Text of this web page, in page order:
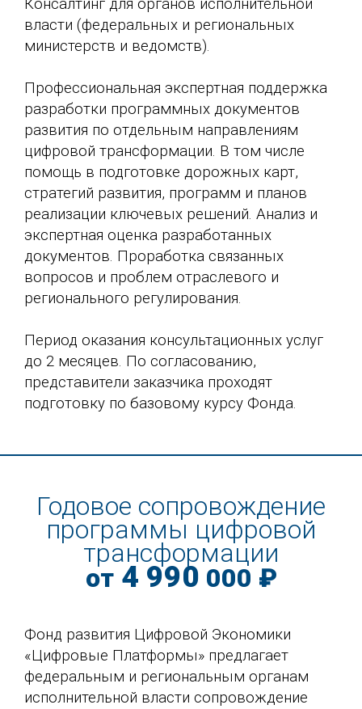
Консалтинг для органов исполнительной
власти (федеральных и региональных
министерств и ведомств).
Профессиональная экспертная поддержка
разработки программных документов
развития по отдельным направлениям
цифровой трансформации. В том числе
помощь в подготовке дорожных карт,
стратегий развития, программ и планов
реализации ключевых решений. Анализ и
экспертная оценка разработанных
документов. Проработка связанных
вопросов и проблем отраслевого и
регионального регулирования.
Период оказания консультационных услуг
до 2 месяцев. По согласованию,
представители заказчика проходят
подготовку по базовому курсу Фонда.
Годовое сопровождение
программы цифровой
трансформации
от4 990 000 ₽
Фонд развития Цифровой Экономики
«Цифровые Платформы» предлагает
федеральным и региональным органам
исполнительной власти сопровождение